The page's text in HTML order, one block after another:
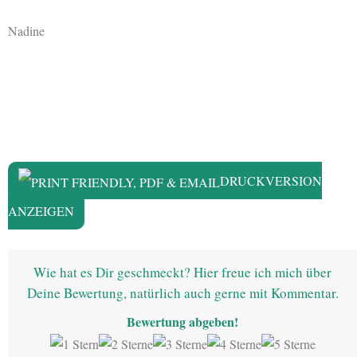
Nadine
DRUCKVERSION
ANZEIGEN
Wie hat es Dir geschmeckt? Hier freue ich mich über
Deine Bewertung, natürlich auch gerne mit Kommentar.
Bewertung abgeben!